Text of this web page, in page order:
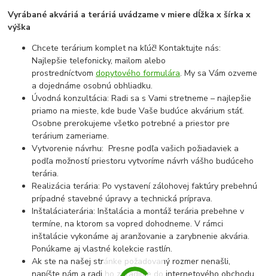
Vyrábané akváriá a teráriá uvádzame v miere dĺžka x šírka x
výška
Chcete terárium komplet na kľúč! Kontaktujte nás:
Najlepšie telefonicky, mailom alebo
prostredníctvomdopytového formulára. My sa Vám ozveme
a dojednáme osobnú obhliadku.
Úvodná konzultácia: Radi sa s Vami stretneme – najlepšie
priamo na mieste, kde bude Vaše budúce akvárium stáť.
Osobne prerokujeme všetko potrebné a priestor pre
terárium zameriame.
Vytvorenie návrhu: Presne podľa vašich požiadaviek a
podľa možností priestoru vytvoríme návrh vášho budúceho
terária.
Realizácia terária: Po vystavení zálohovej faktúry prebehnú
prípadné stavebné úpravy a technická príprava.
Inštaláciaterária: Inštalácia a montáž terária prebehne v
termíne, na ktorom sa vopred dohodneme. V rámci
inštalácie vykonáme aj aranžovanie a zarybnenie akvária.
Ponúkame aj vlastné kolekcie rastlín.
Ak ste na našej stránke požadovaný rozmer nenašli,